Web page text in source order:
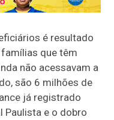
é resultado
que têm
não acessavam a
são 6 milhões de
já registrado
Paulista e o dobro